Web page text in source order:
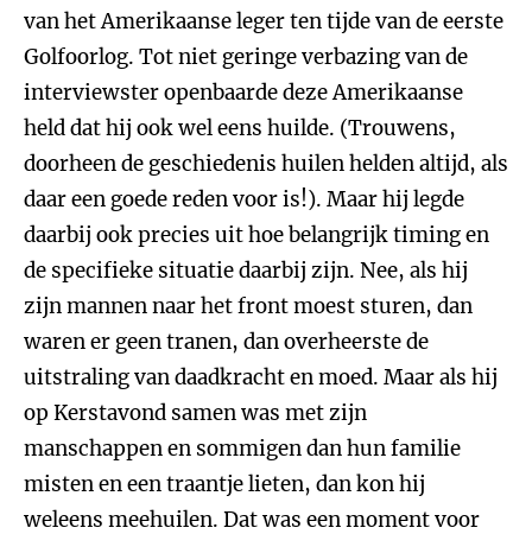
van het Amerikaanse leger ten tijde van de eerste
Golfoorlog. Tot niet geringe verbazing van de
interviewster openbaarde deze Amerikaanse
held dat hij ook wel eens huilde. (Trouwens,
doorheen de geschiedenis huilen helden altijd, als
daar een goede reden voor is!). Maar hij legde
daarbij ook precies uit hoe belangrijk timing en
de specifieke situatie daarbij zijn. Nee, als hij
zijn mannen naar het front moest sturen, dan
waren er geen tranen, dan overheerste de
uitstraling van daadkracht en moed. Maar als hij
op Kerstavond samen was met zijn
manschappen en sommigen dan hun familie
misten en een traantje lieten, dan kon hij
weleens meehuilen. Dat was een moment voor